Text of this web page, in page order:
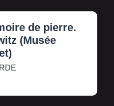
de pierre.
(Musée